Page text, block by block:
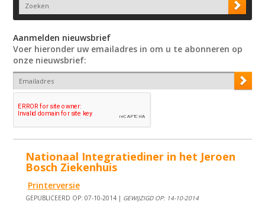
Aanmelden nieuwsbrief
Voer hieronder uw emailadres in om u te abonneren op
onze nieuwsbrief:
Nationaal Integratiediner in het Jeroen
Bosch Ziekenhuis
Printerversie
GEPUBLICEERD OP: 07-10-2014 | GEWIJZIGD OP: 14-10-2014